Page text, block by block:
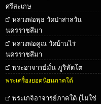
ศรีสะเกษ
หลวงพ่อพุธ วัดป่าสาลวัน
นครราชสีมา
หลวงพ่อคูณ วัดบ้านไร่
นครราชสีมา
พระอาจารย์มั่น ภูริทัตโต
พระเครื่องยอดนิยมภาคใต้
พระเกจิอาจารย์ภาคใต้ (ไม่ใช่